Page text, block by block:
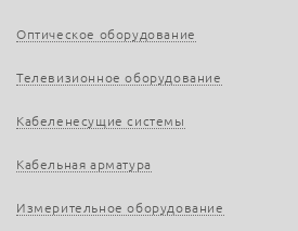
Оптическое оборудование
Телевизионное оборудование
Кабеленесущие системы
Кабельная арматура
Измерительное оборудование